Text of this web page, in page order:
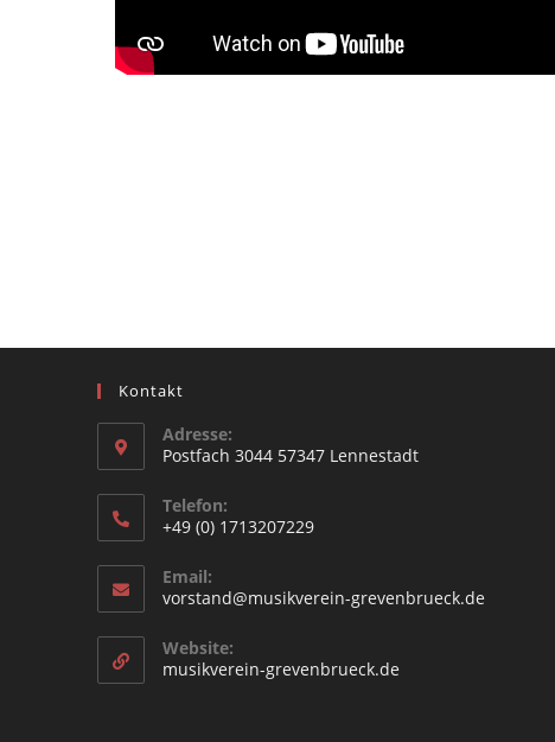
Kontakt
Adresse:
Postfach 3044 57347 Lennestadt
Telefon:
+49 (0) 1713207229
Email:
vorstand@musikverein-grevenbrueck.de
Website:
musikverein-grevenbrueck.de